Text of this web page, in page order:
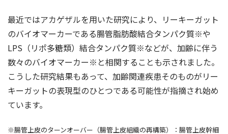
最近ではアカゲザルを用いた研究により、リーキーガット
のバイオマーカーである腸管脂肪酸結合タンパク質※や
LPS（リポ多糖類）結合タンパク質※などが、加齢に伴う
数々のバイオマーカー※と相関することも示されました。
こうした研究結果もあって、加齢関連疾患そのものがリー
キーガットの表現型のひとつである可能性が指摘され始め
ています。
※腸管上皮のターンオーバー（腸管上皮組織の再構築）：腸管上皮幹細